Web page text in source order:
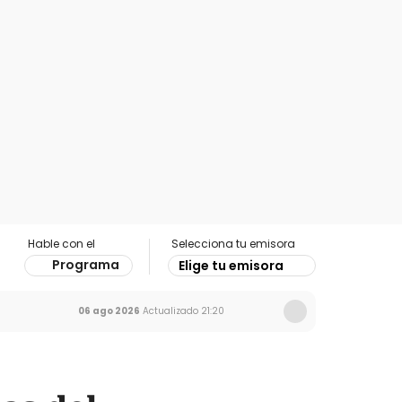
Hable con el
Programa
Selecciona tu emisora
Elige tu emisora
06 ago 2026 Actualizado 21:20